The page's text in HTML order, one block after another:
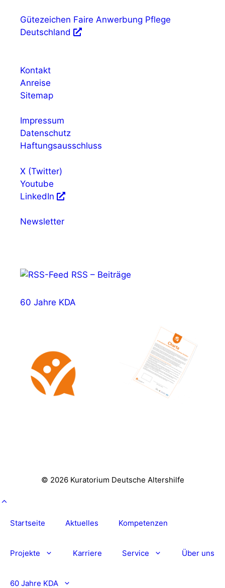
Gütezeichen Faire Anwerbung Pflege
Deutschland
Kontakt
Anreise
Sitemap
Impressum
Datenschutz
Haftungsausschluss
X (Twitter)
Youtube
LinkedIn
Newsletter
RSS – Beiträge
60 Jahre KDA
© 2026 Kuratorium Deutsche Altershilfe
Startseite Aktuelles Kompetenzen
Projekte Karriere Service Über uns
60 Jahre KDA